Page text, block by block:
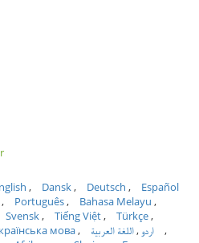
Dansk Deutsch
Español
Português
Bahasa Melayu
Svensk Tiếng Việt
Türkçe
мова اردو اللغة العربية